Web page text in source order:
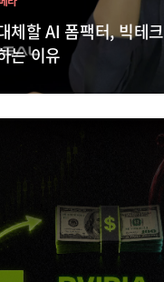
체할 AI 폼팩터, 빅테
는 이유